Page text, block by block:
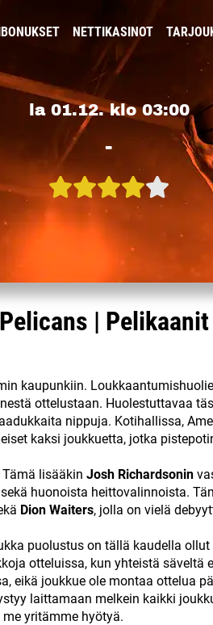
NETTIKASINOT
la 01.12. klo 03:00
-
| Pelikaanit
kaupunkiin.
ottelustaan. Huolestuttavaa
nippuja. Kotihallissa,
kaksi joukkuetta, jotka
lisääkin Josh Richardsonin
huonoista heittovalinnoista.
Dion Waiters, jolla on vielä
puolustus on tällä kaudella ollut
otteluissa, kun yhteistä säveltä
eikä joukkue ole montaa ottelua
laittamaan melkein kaikki
yritämme hyötyä.